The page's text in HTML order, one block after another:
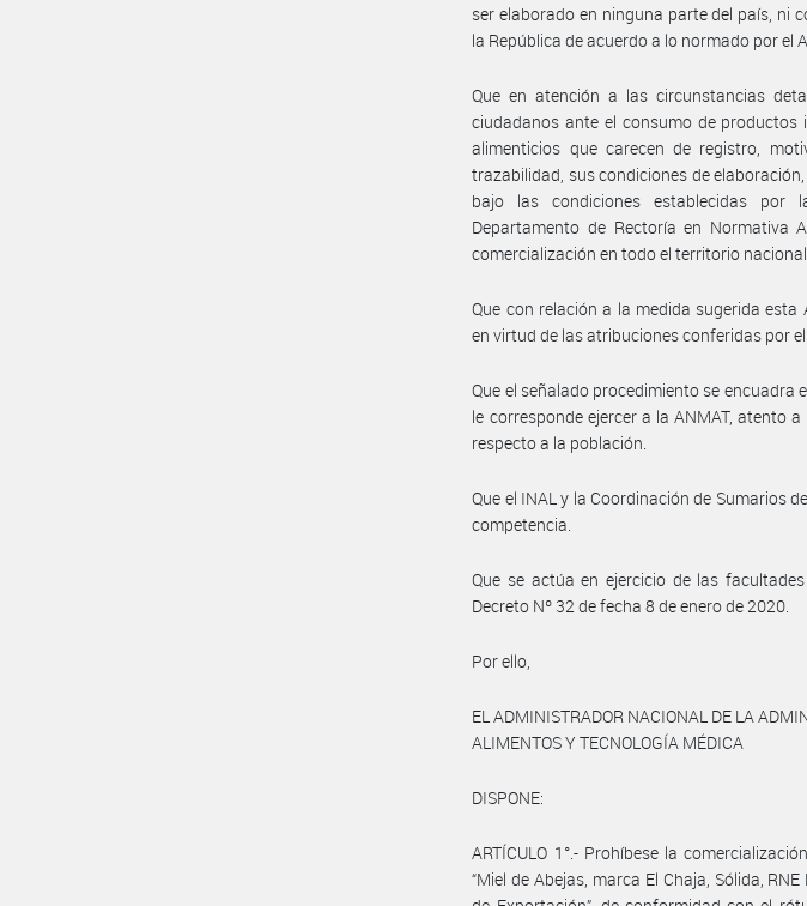
ser elaborado en ninguna parte del país, ni
la República de acuerdo a lo normado por el
Que en atención a las circunstancias
ciudadanos ante el consumo de
alimenticios que carecen de registro,
trazabilidad, sus condiciones de
bajo las condiciones establecidas
Departamento de Rectoría en Normativa
comercialización en todo el territorio
Que con relación a la medida sugerida
en virtud de las atribuciones conferidas por
Que el señalado procedimiento se
le corresponde ejercer a la ANMAT, atento
respecto a la población.
Que el INAL y la Coordinación de Sumarios
competencia.
Que se actúa en ejercicio de las
Decreto Nº 32 de fecha 8 de enero de 2020.
Por ello,
EL ADMINISTRADOR NACIONAL DE LA
ALIMENTOS Y TECNOLOGÍA MÉDICA
DISPONE:
ARTÍCULO 1°.- Prohíbese la
“Miel de Abejas, marca El Chaja, Sólida,